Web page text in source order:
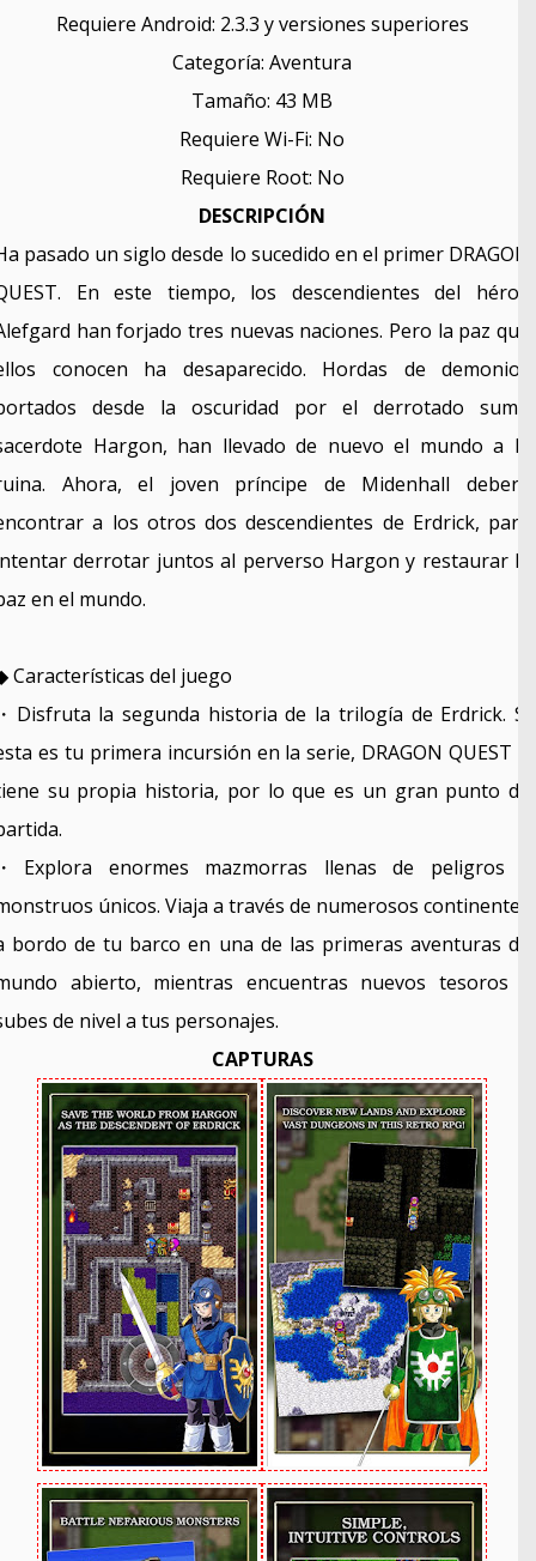
Requiere Android: 2.3.3 y versiones superiores
Categoría: Aventura
Tamaño: 43 MB
Requiere Wi-Fi: No
Requiere Root: No
DESCRIPCIÓN
pasado un siglo desde lo sucedido en el primer DRAGON
En este tiempo, los descendientes del héroe
han forjado tres nuevas naciones. Pero la paz que
conocen ha desaparecido. Hordas de demonios
desde la oscuridad por el derrotado sumo
Hargon, han llevado de nuevo el mundo a la
Ahora, el joven príncipe de Midenhall deberá
a los otros dos descendientes de Erdrick, para
derrotar juntos al perverso Hargon y restaurar la
en el mundo.
Características del juego
Disfruta la segunda historia de la trilogía de Erdrick. Si
es tu primera incursión en la serie, DRAGON QUEST II
su propia historia, por lo que es un gran punto de
Explora enormes mazmorras llenas de peligros y
únicos. Viaja a través de numerosos continentes
bordo de tu barco en una de las primeras aventuras de
abierto, mientras encuentras nuevos tesoros y
de nivel a tus personajes.
CAPTURAS